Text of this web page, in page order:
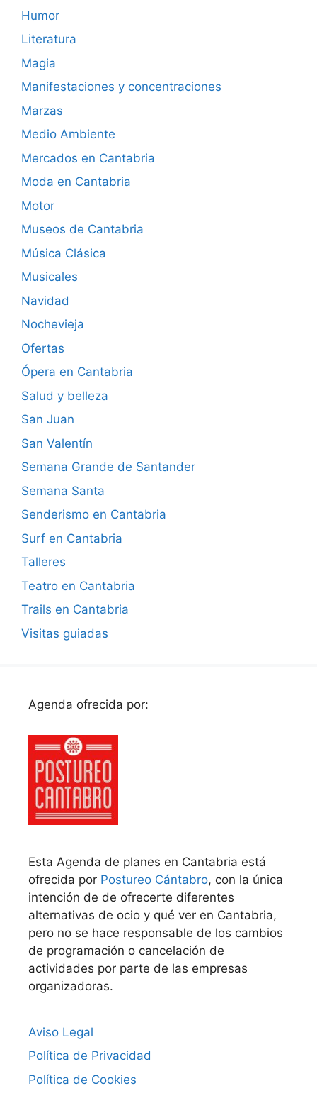
Humor
Literatura
Magia
Manifestaciones y concentraciones
Marzas
Medio Ambiente
Mercados en Cantabria
Moda en Cantabria
Motor
Museos de Cantabria
Música Clásica
Musicales
Navidad
Nochevieja
Ofertas
Ópera en Cantabria
Salud y belleza
San Juan
San Valentín
Semana Grande de Santander
Semana Santa
Senderismo en Cantabria
Surf en Cantabria
Talleres
Teatro en Cantabria
Trails en Cantabria
Visitas guiadas
Agenda ofrecida por:
Esta Agenda de planes en Cantabria está
ofrecida por Postureo Cántabro, con la única
intención de de ofrecerte diferentes
alternativas de ocio y qué ver en Cantabria,
pero no se hace responsable de los cambios
de programación o cancelación de
actividades por parte de las empresas
organizadoras.
Aviso Legal
Política de Privacidad
Política de Cookies